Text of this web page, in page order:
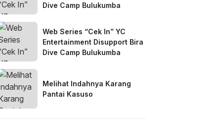
Dive Camp Bulukumba
Web Series “Cek In” YC
Entertainment Disupport Bira
Dive Camp Bulukumba
Melihat Indahnya Karang
Pantai Kasuso